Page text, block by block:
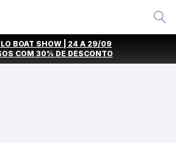
BOAT SHOW | 24 A 29/09
COM 30% DE DESCONTO